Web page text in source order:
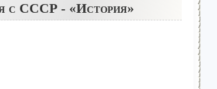
с СССР - «История»